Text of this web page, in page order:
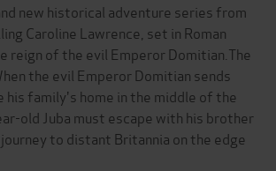
new historical adventure series from
Caroline Lawrence, set in Roman
reign of the evil Emperor Domitian.The
the evil Emperor Domitian sends
his family's home in the middle of the
old Juba must escape with his brother
to distant Britannia on the edge